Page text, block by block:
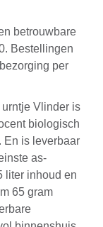
betrouwbare
Bestellingen
per
Vlinder is
biologisch
En is leverbaar
as-
liter inhoud en
65 gram